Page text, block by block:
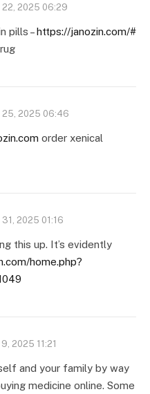
22, 2025 06:29
pills –https://janozin.com/#
25, 2025 06:46
order xenical
2025 01:16
this up. It’s evidently
home.php?
2025 11:21
and your family by way
medicine online. Some